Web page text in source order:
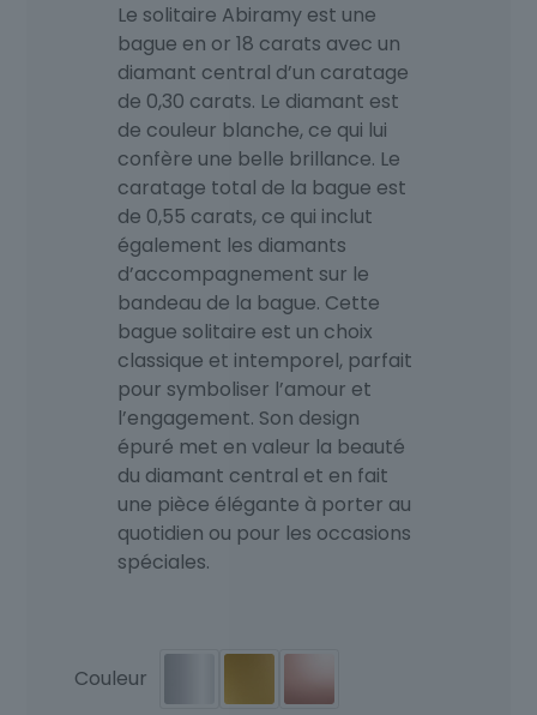
Le solitaire Abiramy est une
bague en or 18 carats avec un
diamant central d’un caratage
de 0,30 carats. Le diamant est
de couleur blanche, ce qui lui
confère une belle brillance. Le
caratage total de la bague est
de 0,55 carats, ce qui inclut
également les diamants
d’accompagnement sur le
bandeau de la bague. Cette
bague solitaire est un choix
classique et intemporel, parfait
pour symboliser l’amour et
l’engagement. Son design
épuré met en valeur la beauté
du diamant central et en fait
une pièce élégante à porter au
quotidien ou pour les occasions
spéciales.
Couleur